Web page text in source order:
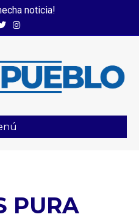
noticia!
Instagram
PURA